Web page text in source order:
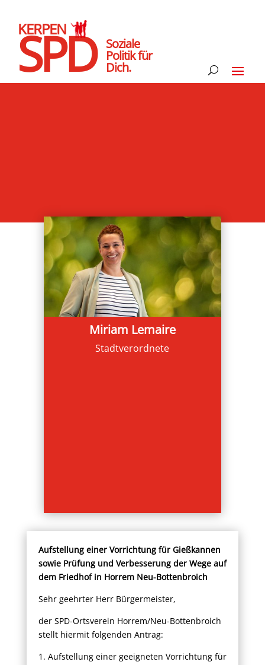
SPD
KERPEN
Soziale
Politik für
Dich.
Miriam Lemaire
Stadtverordnete
Aufstellung einer Vorrichtung für Gießkannen
sowie Prüfung und Verbesserung der Wege auf
dem Friedhof in Horrem Neu-Bottenbroich
Sehr geehrter Herr Bürgermeister,
der SPD-Ortsverein Horrem/Neu-Bottenbroich
stellt hiermit folgenden Antrag:
1. Aufstellung einer geeigneten Vorrichtung für